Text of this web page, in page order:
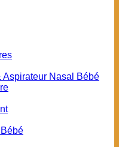
Nasal Bébé